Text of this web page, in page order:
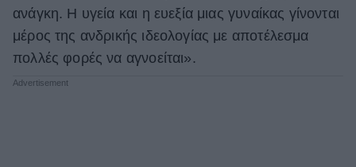
ανάγκη. Η υγεία και η ευεξία μιας γυναίκας γίνονται
μέρος της ανδρικής ιδεολογίας με αποτέλεσμα
πολλές φορές να αγνοείται».